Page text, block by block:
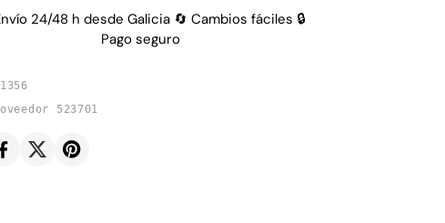
24/48 h desde Galicia 🔄 Cambios fáciles 🔒
Pago seguro
523701